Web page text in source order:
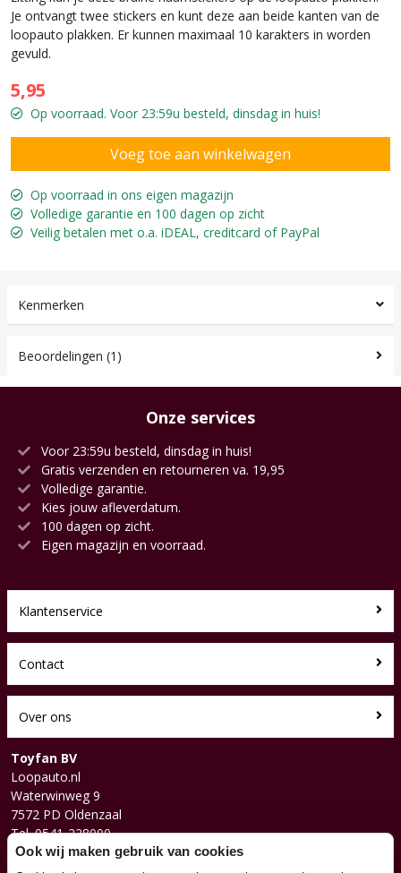
Je ontvangt twee stickers en kunt deze aan beide kanten van de
loopauto plakken. Er kunnen maximaal 10 karakters in worden
gevuld.
5,95
Op voorraad. Voor 23:59u besteld, dinsdag in huis!
Op voorraad in ons eigen magazijn
Volledige garantie en 100 dagen op zicht
Veilig betalen met o.a. iDEAL, creditcard of PayPal
Kenmerken
Beoordelingen (1)
Onze services
Voor 23:59u besteld, dinsdag in huis!
Gratis verzenden en retourneren va. 19,95
Volledige garantie.
Kies jouw afleverdatum.
100 dagen op zicht.
Eigen magazijn en voorraad.
Klantenservice
Contact
Over ons
Toyfan BV
Loopauto.nl
Waterwinweg 9
7572 PD Oldenzaal
Tel. 0541-228000
Facebook
Ook wij maken gebruik van cookies